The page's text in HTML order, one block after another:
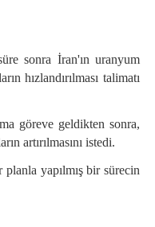
sonra İran'ın uranyum
hızlandırılması talimatı
göreve geldikten sonra,
artırılmasını istedi.
planla yapılmış bir sürecin